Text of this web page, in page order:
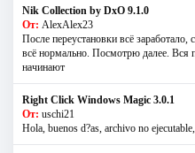
Nik Collection by DxO 9.1.0
От: AlexAlex23
После переустановки всё
всё нормально. Посмотрю далее. Вся
начинают
Right Click Windows Magic 3.0.1
От: uschi21
Hola, buenos d?as, archivo no